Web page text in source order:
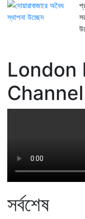
London
Channel
সর্বশেষ